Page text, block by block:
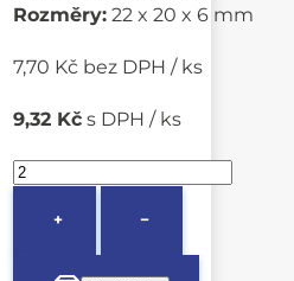
Rozměry: 22 x 20 x 6 mm
7,70 Kč bez DPH / ks
9,32 Kč s DPH / ks
+ −